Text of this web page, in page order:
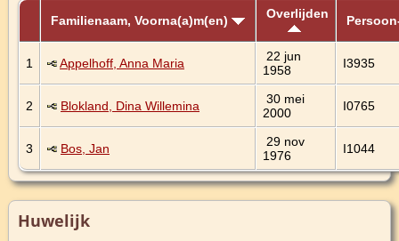
Familienaam, Voorna(a)m(en) Overlijden
1 Appelhoff, Anna Maria
22 jun
1958
I3935
2 Blokland, Dina Willemina
30 mei
2000
I0765
3 Bos, Jan
29 nov
1976
I1044
Huwelijk